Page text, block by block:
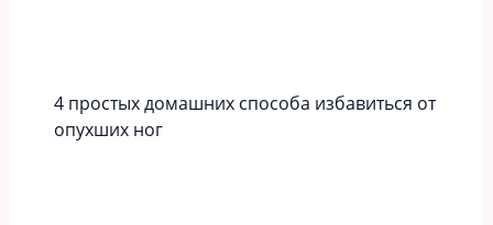
4 простых домашних способа избавиться от
опухших ног